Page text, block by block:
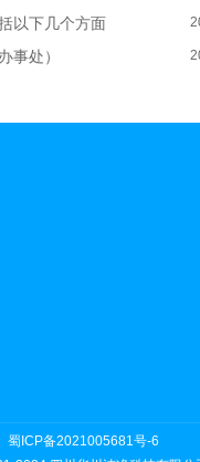
以下几个方面
事处）
蜀ICP备2021005681号-6